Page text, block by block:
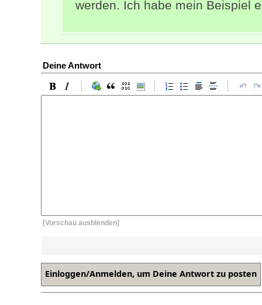
werden. Ich habe mein Beispiel
Deine Antwort
[Vorschau ausblenden]